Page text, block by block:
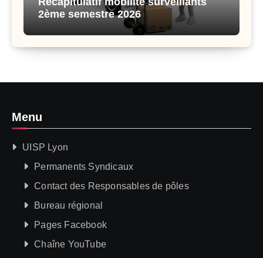
2ème semestre 2026
Menu
UISP Lyon
Permanents Syndicaux
Contact des Responsables de pôles
Bureau régional
Pages Facebook
Chaîne YouTube